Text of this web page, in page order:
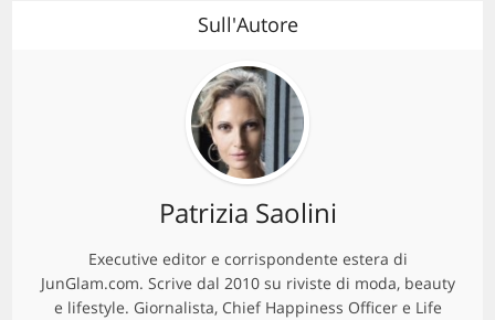
Sull'Autore
Patrizia Saolini
Executive editor e corrispondente estera di
JunGlam.com. Scrive dal 2010 su riviste di moda, beauty
e lifestyle. Giornalista, Chief Happiness Officer e Life